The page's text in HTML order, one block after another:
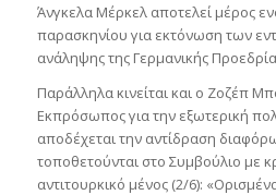
Άνγκελα Μέρκελ αποτελεί μέρος
παρασκηνίου για εκτόνωση των
ανάληψης της Γερμανικής
Παράλληλα κινείται και ο Ζοζέπ
Εκπρόσωπος για την εξωτερική
αποδέχεται την αντίδραση
τοποθετούνται στο Συμβούλιο με
αντιτουρκικό μένος (2/6):